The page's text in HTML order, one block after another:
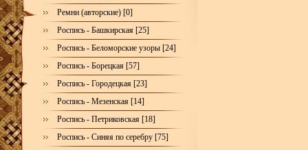
Ремни (авторские) [0]
Роспись - Башкирская [25]
Роспись - Беломорские узоры [24]
Роспись - Борецкая [57]
Роспись - Городецкая [23]
Роспись - Мезенская [14]
Роспись - Петриковская [18]
Роспись - Синяя по серебру [75]